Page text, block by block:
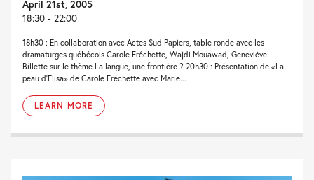
April 21st, 2005
18:30 - 22:00
18h30 : En collaboration avec Actes Sud Papiers, table ronde avec les
dramaturges québécois Carole Fréchette, Wajdi Mouawad, Geneviève
Billette sur le thème La langue, une frontière ? 20h30 : Présentation de «La
peau d'Elisa» de Carole Fréchette avec Marie...
LEARN MORE